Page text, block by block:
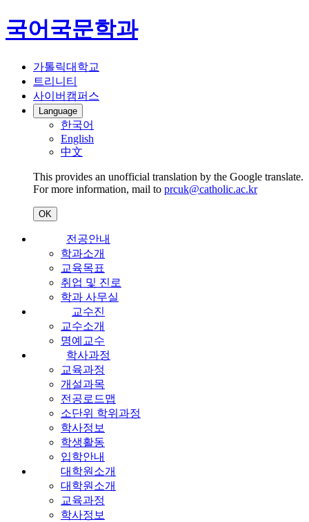
국어국문학과
가톨릭대학교
트리니티
사이버캠퍼스
Language
한국어
English
中文
This provides an unofficial translation by the Google translate.
For more information, mail to prcuk@catholic.ac.kr
OK
전공안내
학과소개
교육목표
취업 및 진로
학과 사무실
교수진
교수소개
명예교수
학사과정
교육과정
개설과목
전공로드맵
소단위 학위과정
학사정보
학생활동
입학안내
대학원소개
대학원소개
교육과정
학사정보